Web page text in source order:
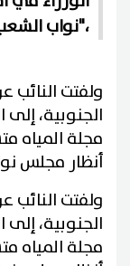
نواب الشعب للمصادقة"،
ولفتت النائب
الجنوبية،
مجلة المياه
أنظار مجلس
ولفتت النائب
الجنوبية،
مجلة المياه